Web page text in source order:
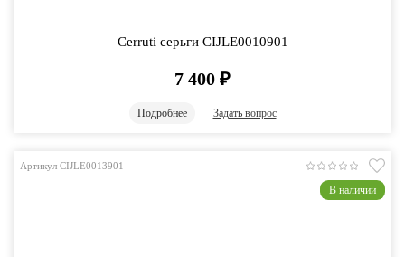
Cerruti серьги CIJLE0010901
7 400 ₽
Подробнее Задать вопрос
Артикул CIJLE0013901
В наличии